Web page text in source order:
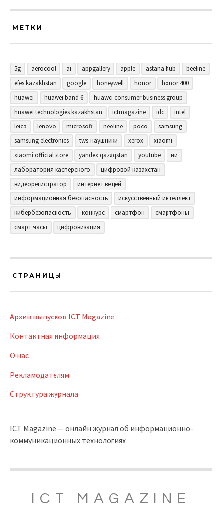
МЕТКИ
5g aerocool ai appgallery apple astana hub
beeline
efes kazakhstan
google honeywell honor
honor 400
huawei
huawei band 6
huawei consumer business group
huawei technologies kazakhstan
ictmagazine idc
intel
leica
lenovo microsoft neoline poco
samsung
samsung electronics
tws-наушники xerox
xiaomi
xiaomi official store
yandex qazaqstan youtube
ии
лаборатория касперского
цифровой казахстан
видеорегистратор
интернет вещей
информационная безопасность
искусственный интеллект
кибербезопасность
конкурс смартфон
смартфоны
смарт часы
цифровизация
СТРАНИЦЫ
Архив выпусков ICT Magazine
Контактная информация
О нас
Рекламодателям
Структура журнала
ICT Magazine — онлайн журнал об информационно-
коммуникационных технологиях
ICT MAGAZINE